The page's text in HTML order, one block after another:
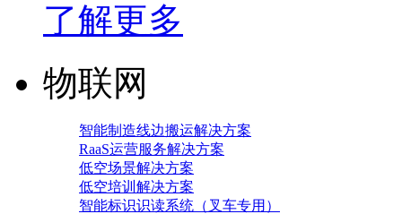
了解更多
物联网
智能制造线边搬运解决方案
RaaS运营服务解决方案
低空场景解决方案
低空培训解决方案
智能标识识读系统（叉车专用）